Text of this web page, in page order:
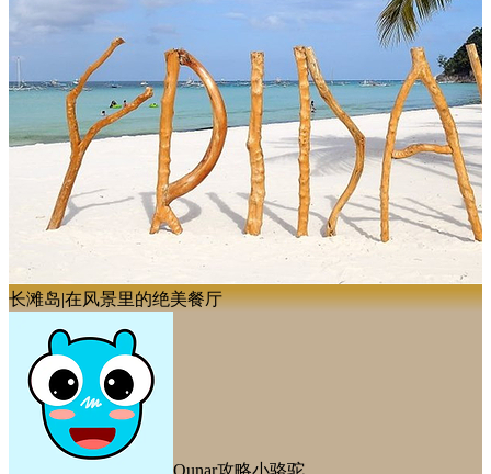
长滩岛|在风景里的绝美餐厅
Qunar攻略小骆驼